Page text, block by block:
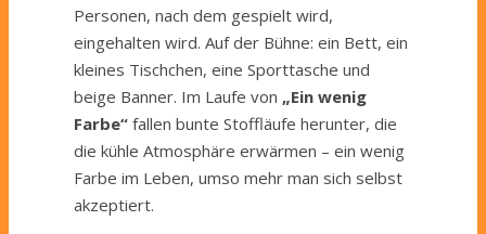
Personen, nach dem gespielt wird,
eingehalten wird. Auf der Bühne: ein Bett, ein
kleines Tischchen, eine Sporttasche und
beige Banner. Im Laufe von „Ein wenig
Farbe“ fallen bunte Stoffläufe herunter, die
die kühle Atmosphäre erwärmen – ein wenig
Farbe im Leben, umso mehr man sich selbst
akzeptiert.